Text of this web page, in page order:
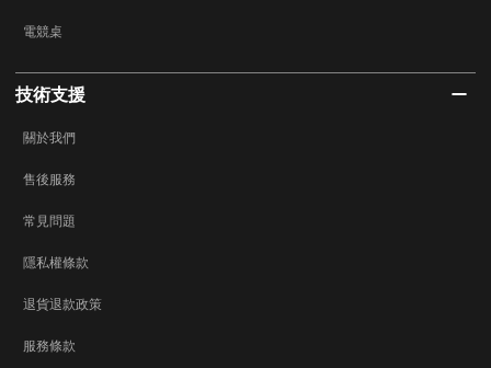
電競桌
技術支援
關於我們
售後服務
常見問題
隱私權條款
退貨退款政策
服務條款